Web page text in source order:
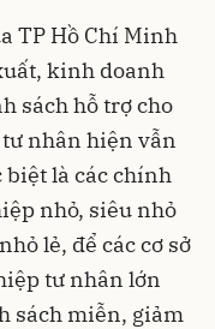
TP Hồ Chí Minh
kinh doanh
sách hỗ trợ cho
nhân hiện vẫn
biệt là các chính
nhỏ, siêu nhỏ
lẻ, để các cơ sở
tư nhân lớn
sách miễn, giảm